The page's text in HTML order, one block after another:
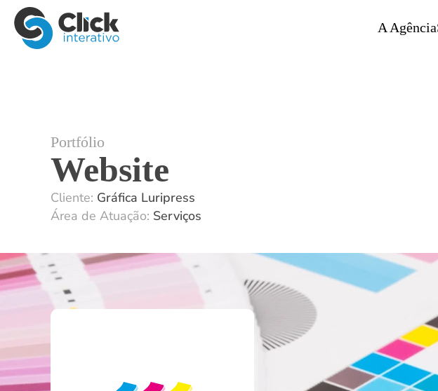
A Agência
Portfólio
Website
Cliente: Gráfica Luripress
Área de Atuação: Serviços